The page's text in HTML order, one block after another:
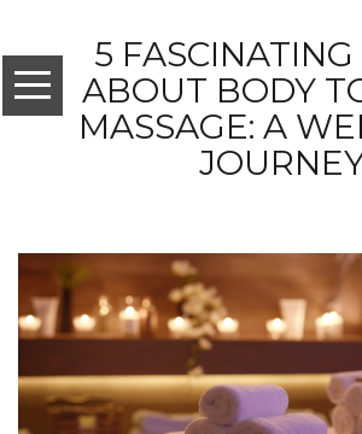
5 FASCINATING
ABOUT BODY
MASSAGE: A